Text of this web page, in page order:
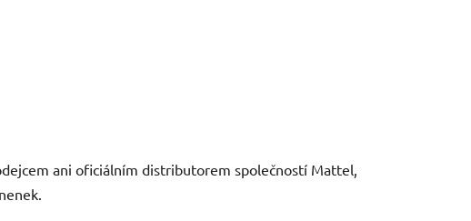
ani oficiálním distributorem společností Mattel,